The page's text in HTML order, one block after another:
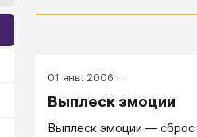
01 янв. 2006 г.
Выплеск эмоции
Выплеск эмоции — сброс